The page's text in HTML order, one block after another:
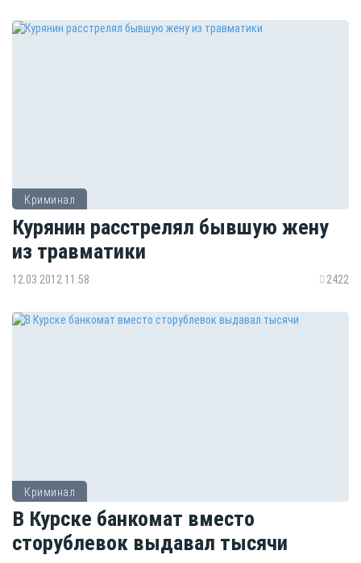
Криминал
Курянин расстрелял бывшую жену
из травматики
12.03.2012 11:58 2422
Криминал
В Курске банкомат вместо
сторублевок выдавал тысячи